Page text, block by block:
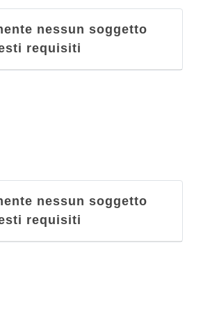
nessun soggetto
requisiti
nessun soggetto
requisiti